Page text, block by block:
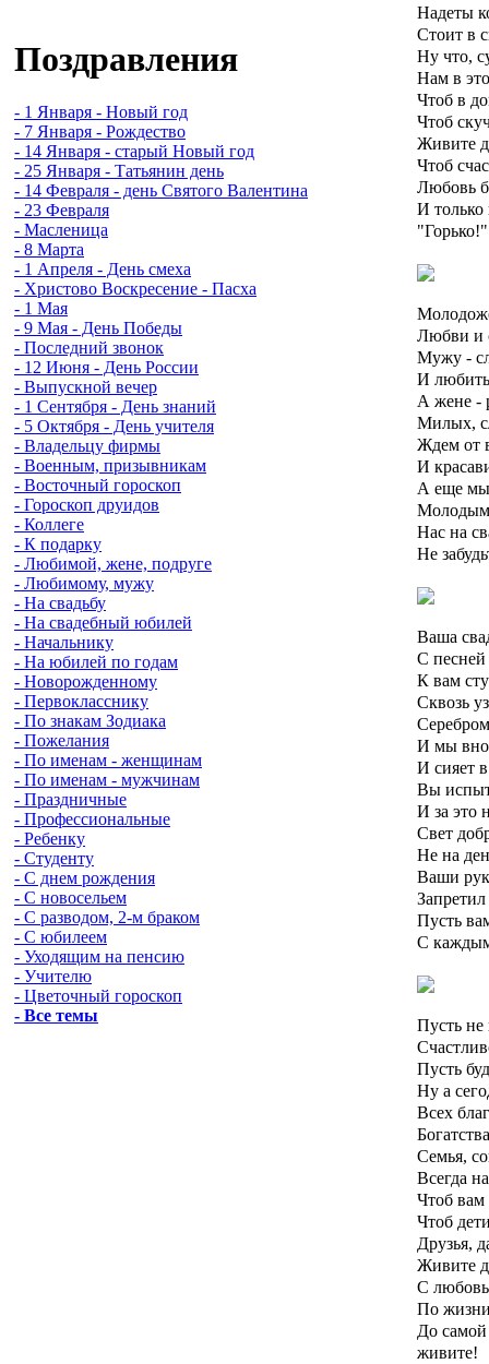
Поздравления
- 1 Января - Новый год
- 7 Января - Рождество
- 14 Января - старый Новый год
- 25 Января - Татьянин день
- 14 Февраля - день Святого Валентина
- 23 Февраля
- Масленица
- 8 Марта
- 1 Апреля - День смеха
- Христово Воскресение - Пасха
- 1 Мая
- 9 Мая - День Победы
- Последний звонок
- 12 Июня - День России
- Выпускной вечер
- 1 Сентября - День знаний
- 5 Октября - День учителя
- Владельцу фирмы
- Военным, призывникам
- Восточный гороскоп
- Гороскоп друидов
- Коллеге
- К подарку
- Любимой, жене, подруге
- Любимому, мужу
- На свадьбу
- На свадебный юбилей
- Начальнику
- На юбилей по годам
- Новорожденному
- Первокласснику
- По знакам Зодиака
- Пожелания
- По именам - женщинам
- По именам - мужчинам
- Праздничные
- Профессиональные
- Ребенку
- Студенту
- С днем рождения
- С новосельем
- С разводом, 2-м браком
- С юбилеем
- Уходящим на пенсию
- Учителю
- Цветочный гороскоп
- Все темы
Надеты
Стоит в
Ну что,
Нам в
Чтоб в
Чтоб
Живите
Чтоб
Любовь
И только
"Горько!"
Любви и
Мужу -
И
А жене -
Милых,
Ждем от
И
А еще
Нас на
Не
Ваша
С песней
К вам
Сквозь
И мы
И сияет
Вы
И за это
Свет
Не на
Ваши
Запретил
Пусть
С каждым
Пусть не
Пусть
Ну а
Всех
Семья,
Всегда
Чтоб вам
Чтоб
Друзья,
Живите
С
По
До самой
живите!